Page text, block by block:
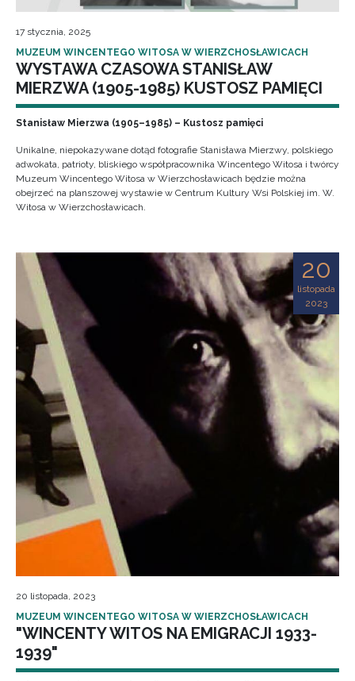
17 stycznia, 2025
MUZEUM WINCENTEGO WITOSA W WIERZCHOSŁAWICACH
WYSTAWA CZASOWA STANISŁAW
MIERZWA (1905-1985) KUSTOSZ PAMIĘCI
Stanisław Mierzwa (1905–1985) – Kustosz pamięci
Unikalne, niepokazywane dotąd fotografie Stanisława Mierzwy, polskiego
adwokata, patrioty, bliskiego współpracownika Wincentego Witosa i twórcy
Muzeum Wincentego Witosa w Wierzchosławicach będzie można
obejrzeć na planszowej wystawie w Centrum Kultury Wsi Polskiej im. W.
Witosa w Wierzchosławicach.
20
listopada
2023
20 listopada, 2023
MUZEUM WINCENTEGO WITOSA W WIERZCHOSŁAWICACH
"WINCENTY WITOS NA EMIGRACJI 1933-
1939"